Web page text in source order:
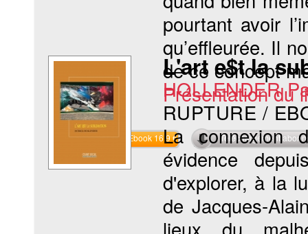
pourtant avoir
qu’effleurée. Il
de ce concept
Présentation du
Commander l'Ebook 16.9 € Téléchargement
L'art e$t la
HOLLENDER
RUPTURE /
La connexion
évidence
d'explorer, à la
de Jacques-